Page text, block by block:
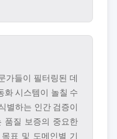
가들이 필터링된 데
화 시스템이 놀칠 수
별하는 인간 검증이
품질 보증의 중요한
표 및 도메인별 기